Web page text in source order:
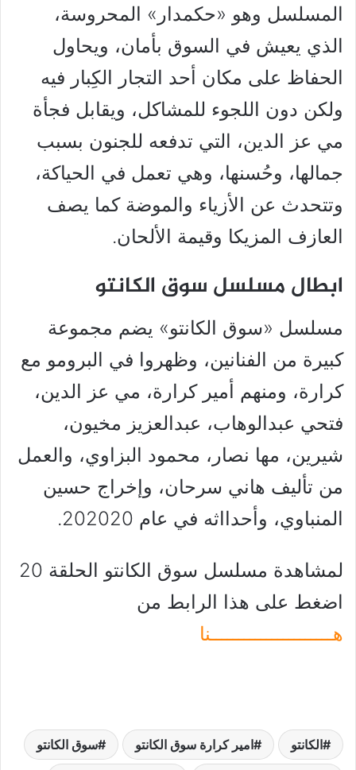
المسلسل وهو «حكمدار» المحروسة،
الذي يعيش في السوق بأمان، ويحاول
الحفاظ على مكان أحد التجار الكِبار فيه
ولكن دون اللجوء للمشاكل، ويقابل فجأة
مي عز الدين، التي تدفعه للجنون بسبب
جمالها، وحُسنها، وهي تعمل في الحياكة،
وتتحدث عن الأزياء والموضة كما يصف
العازف المزيكا وقيمة الألحان.
ابطال مسلسل سوق الكانتو
مسلسل «سوق الكانتو» يضم مجموعة
كبيرة من الفنانين، وظهروا في البرومو مع
كرارة، ومنهم أمير كرارة، مي عز الدين،
فتحي عبدالوهاب، عبدالعزيز مخيون،
شيرين، مها نصار، محمود البزاوي، والعمل
من تأليف هاني سرحان، وإخراج حسين
المنباوي، وأحدااثه في عام 202020.
لمشاهدة مسلسل سوق الكانتو الحلقة 20
اضغط على هذا الرابط من
هــــــــــــــــــــــنا
الكانتو امير كرارة سوق الكانتو سوق الكانتو